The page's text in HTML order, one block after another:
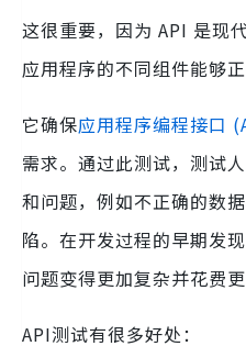
这很重要，因为 API 是现
应用程序的不同组件能够
它确保应用程序编程接口
需求。通过此测试，测试
和问题，例如不正确的数
陷。在开发过程的早期发
问题变得更加复杂并花费
API测试有很多好处：